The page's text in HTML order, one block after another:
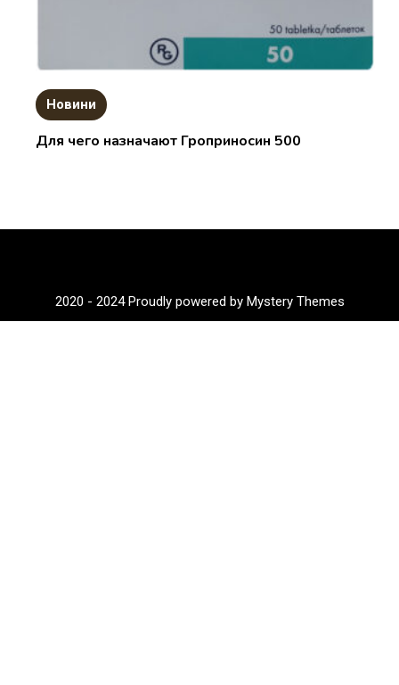
Новини
Для чего назначают Гроприносин 500
2020 - 2024Proudly powered by Mystery Themes